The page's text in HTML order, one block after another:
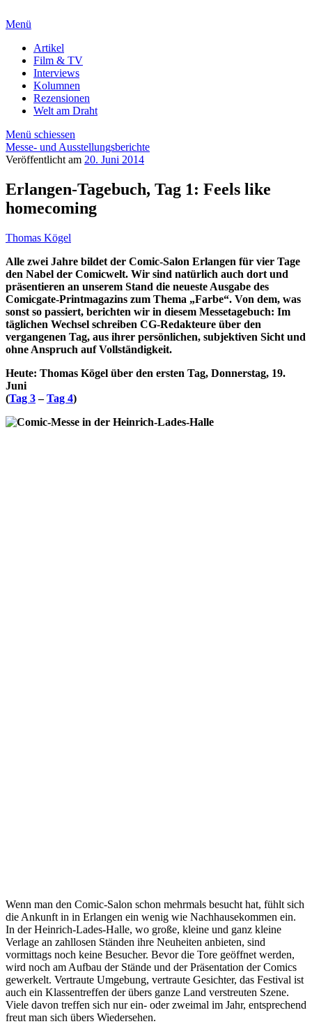
Menü
Artikel
Film & TV
Interviews
Kolumnen
Rezensionen
Welt am Draht
Menü schiessen
Messe- und Ausstellungsberichte
Veröffentlicht am 20. Juni 2014
Erlangen-Tagebuch, Tag 1: Feels like
homecoming
Thomas Kögel
Alle zwei Jahre bildet der Comic-Salon Erlangen für vier Tage
den Nabel der Comicwelt. Wir sind natürlich auch dort und
präsentieren an unserem Stand die neueste Ausgabe des
Comicgate-Printmagazins zum Thema „Farbe“. Von dem, was
sonst so passiert, berichten wir in diesem Messetagebuch: Im
täglichen Wechsel schreiben CG-Redakteure über den
vergangenen Tag, aus ihrer persönlichen, subjektiven Sicht und
ohne Anspruch auf Vollständigkeit.
Heute: Thomas Kögel über den ersten Tag, Donnerstag, 19.
Juni
(Tag 3–Tag 4)
Wenn man den Comic-Salon schon mehrmals besucht hat, fühlt sich
die Ankunft in in Erlangen ein wenig wie Nachhausekommen ein.
In der Heinrich-Lades-Halle, wo große, kleine und ganz kleine
Verlage an zahllosen Ständen ihre Neuheiten anbieten, sind
vormittags noch keine Besucher. Bevor die Tore geöffnet werden,
wird noch am Aufbau der Stände und der Präsentation der Comics
gewerkelt. Vertraute Umgebung, vertraute Gesichter, das Festival ist
auch ein Klassentreffen der übers ganze Land verstreuten Szene.
Viele davon treffen sich nur ein- oder zweimal im Jahr, entsprechend
freut man sich übers Wiedersehen.